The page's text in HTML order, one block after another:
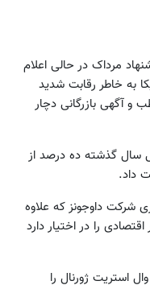
مرداک در حالی اعلام
به خاطر رقابت شدید
و آگهی بازرگانی دچار
سال گذشته ده درصد از
داد.
شرکت داوجونز که علاوه
را در اختیار دارد
استریت ژورنال را